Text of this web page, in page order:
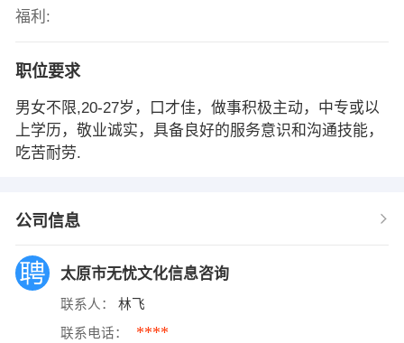
福利:
职位要求
男女不限,20-27岁，口才佳，做事积极主动，中专或以
上学历，敬业诚实，具备良好的服务意识和沟通技能，
吃苦耐劳.
公司信息
太原市无忧文化信息咨询
联系人： 林飞
联系电话： ****